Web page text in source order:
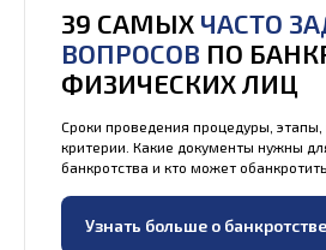
39 САМЫХ ЧАСТО
ВОПРОСОВ ПО
ФИЗИЧЕСКИХ ЛИЦ
Сроки проведения процедуры, этапы,
критерии. Какие документы нужны
банкротства и кто может
Узнать больше о банкротстве